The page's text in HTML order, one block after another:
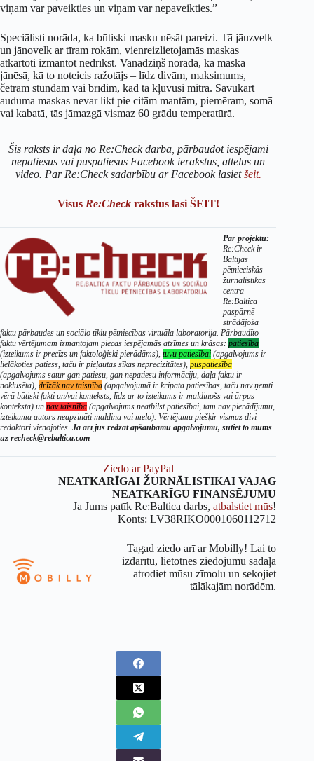
viņam var paveikties un viņam var nepaveikties.”
Speciālisti norāda, ka būtiski masku nēsāt pareizi. Tā jāuzvelk
un jānovelk ar tīram rokām, vienreizlietojamās maskas
atkārtoti izmantot nedrīkst. Vanadziņš norāda, ka maska
jānēsā, kā to noteicis ražotājs – līdz divām, maksimums,
četrām stundām vai brīdim, kad tā kļuvusi mitra. Savukārt
auduma maskas nevar likt pie citām mantām, piemēram, somā
vai kabatā, tās jāmazgā vismaz 60 grādu temperatūrā.
Šis raksts ir daļa no Re:Check darba, pārbaudot iespējami
nepatiesus vai puspatiesus Facebook ierakstus, attēlus un
video. Par Re:Check sadarbību ar Facebook lasietšeit.
Visus Re:Checkrakstus lasi ŠEIT!
Par projektu:
Re:Check ir
Baltijas
pētnieciskās
žurnālistikas
centra
Re:Baltica
paspārnē
strādājoša
faktu pārbaudes un sociālo tīklu pētniecības virtuāla laboratorija. Pārbaudīto
faktu vērtējumam izmantojam piecas iespējamās atzīmes un krāsas: patiesība
(izteikums ir precīzs un faktoloģiski pierādāms), tuvu patiesībai (apgalvojums ir
lielākoties patiess, taču ir pieļautas sīkas neprecizitātes), puspatiesība
(apgalvojums satur gan patiesu, gan nepatiesu informāciju, daļa faktu ir
noklusēta), drīzāk nav taisnība (apgalvojumā ir kripata patiesības, taču nav ņemti
vērā būtiski fakti un/vai konteksts, līdz ar to izteikums ir maldinošs vai ārpus
konteksta) un nav taisnība (apgalvojums neatbilst patiesībai, tam nav pierādījumu,
izteikuma autors neapzināti maldina vai melo). Vērtējumu piešķir vismaz divi
redaktori vienojoties. Ja arī jūs redzat apšaubāmu apgalvojumu, sūtiet to mums
uz recheck@rebaltica.com
Ziedo ar PayPal
NEATKARĪGAI ŽURNĀLISTIKAI VAJAG
NEATKARĪGU FINANSĒJUMU
Ja Jums patīk Re:Baltica darbs,atbalstiet mūs!
Konts: LV38RIKO0001060112712
Tagad ziedo arī ar Mobilly! Lai to
izdarītu, lietotnes ziedojumu sadaļā
atrodiet mūsu zīmolu un sekojiet
tālākajām norādēm.